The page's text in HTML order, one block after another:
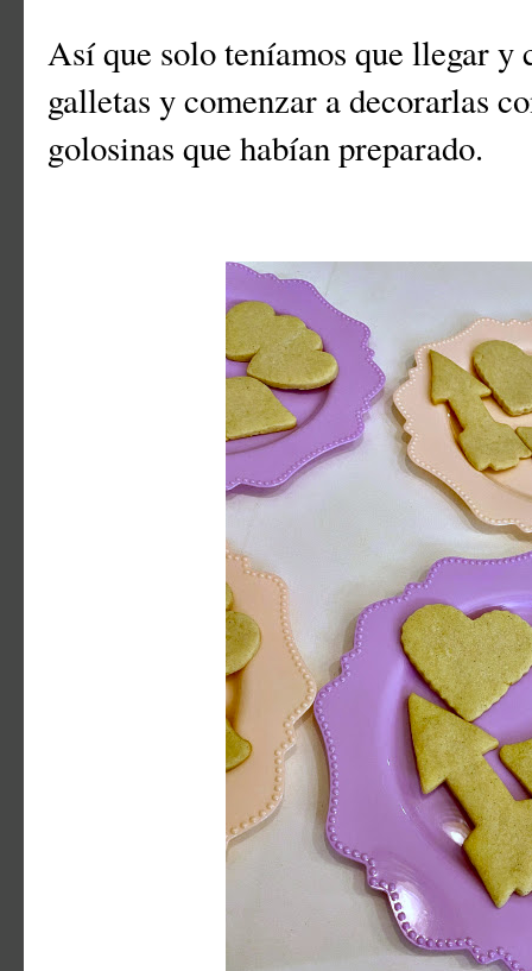
Así que solo teníamos que llegar y
galletas y comenzar a decorarlas
golosinas que habían preparado.